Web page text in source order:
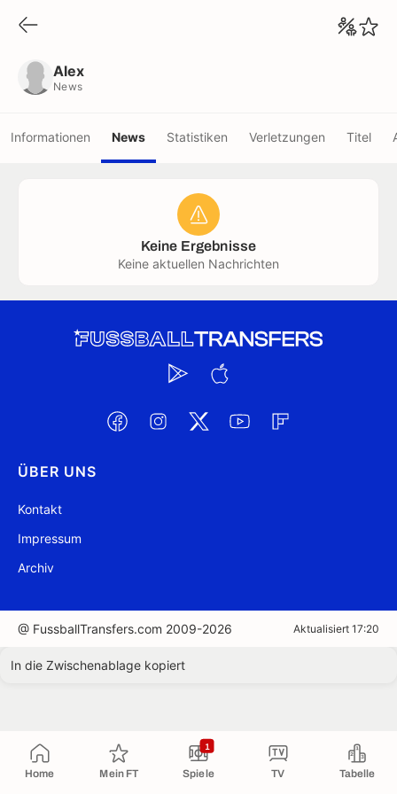
Home Mein FT Spiele
1
TV Tabelle
Alex
News
Informationen News Statistiken Verletzungen Titel
Keine Ergebnisse
Keine aktuellen Nachrichten
ÜBER UNS
Kontakt
Impressum
Archiv
@ FussballTransfers.com 2009-2026 Aktualisiert 17:20
In die Zwischenablage kopiert